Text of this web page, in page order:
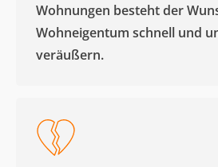
Wohnungen besteht der
Wohneigentum schnell und
veräußern. ​